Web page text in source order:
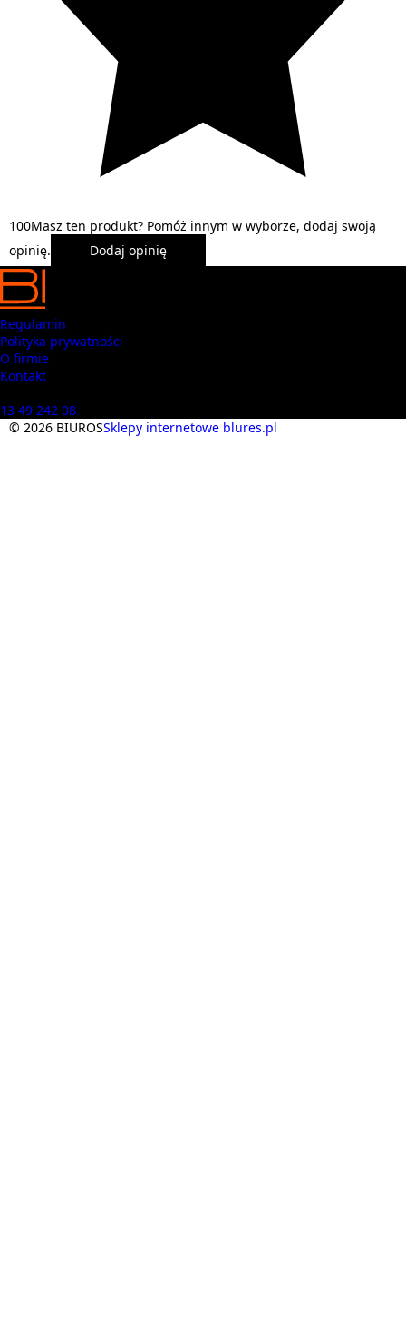
100Masz ten produkt? Pomóż innym w wyborze, dodaj swoją
opinię.
Dodaj opinię
Regulamin
Polityka prywatności
O firmie
Kontakt
13 49 242 08
© 2026 BIUROSSklepy internetowe blures.pl